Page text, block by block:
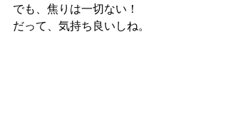
でも、焦りは一切ない！
だって、気持ち良いしね。